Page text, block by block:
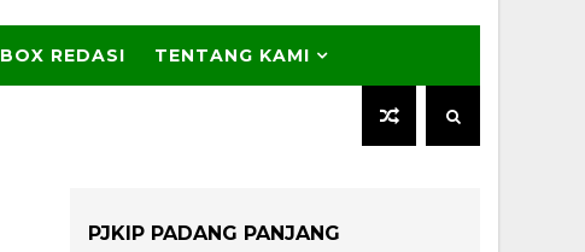
BOX REDASI TENTANG KAMI
PJKIP PADANG PANJANG